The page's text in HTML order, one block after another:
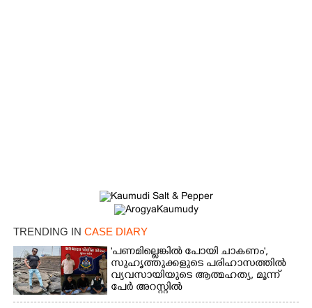
TRENDING IN CASE DIARY
'പണമില്ലെങ്കിൽ പോയി ചാകണം',
സുഹൃത്തുക്കളുടെ പരിഹാസത്തിൽ
വ്യവസായിയുടെ ആത്മഹത്യ, മൂന്ന്
പേർ അറസ്റ്റിൽ